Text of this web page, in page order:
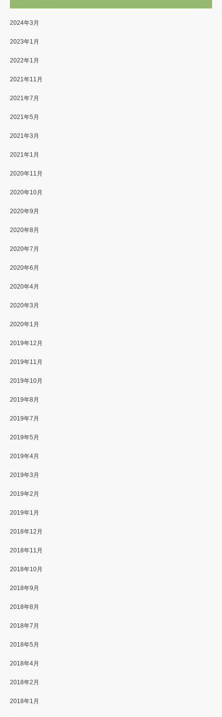
2024年3月
2023年1月
2022年1月
2021年11月
2021年7月
2021年5月
2021年3月
2021年1月
2020年11月
2020年10月
2020年9月
2020年8月
2020年7月
2020年6月
2020年4月
2020年3月
2020年1月
2019年12月
2019年11月
2019年10月
2019年8月
2019年7月
2019年5月
2019年4月
2019年3月
2019年2月
2019年1月
2018年12月
2018年11月
2018年10月
2018年9月
2018年8月
2018年7月
2018年5月
2018年4月
2018年2月
2018年1月